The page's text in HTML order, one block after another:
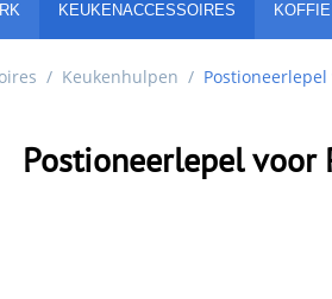
KEUKENACCESSOIRES
/ Keukenhulpen /
Postioneerlepel voor